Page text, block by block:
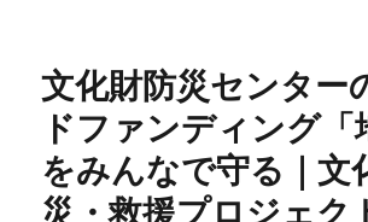
文化財防災センター
ドファンディング「
をみんなで守る｜文
災・救援プロジェク